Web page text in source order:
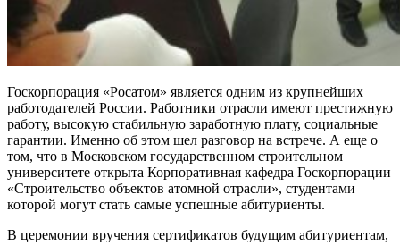
Госкорпорация «Росатом» является одним из крупнейших
работодателей России. Работники отрасли имеют престижную
работу, высокую стабильную заработную плату, социальные
гарантии. Именно об этом шел разговор на встрече. А еще о
том, что в Московском государственном строительном
университете открыта Корпоративная кафедра Госкорпорации
«Строительство объектов атомной отрасли», студентами
которой могут стать самые успешные абитуриенты.
В церемонии вручения сертификатов будущим абитуриентам,